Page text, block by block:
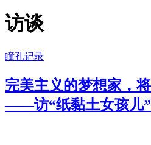
访谈
瞳孔记录
完美主义的梦想家，
——访“纸黏土女孩儿